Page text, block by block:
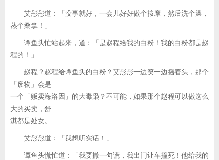
艾彤彤道：「没事就好，一会儿好好做个按摩，然后洗个澡，
蒸个桑拿！」
谭鱼头忙站起来，道：「是赵程给我的白粉！我的白粉都是赵
程的！」
赵程？赵程给谭鱼头的白粉？艾彤彤一边笑一边摇着头，那个
「废物」会是
一个「贩卖海洛因」的大毒枭？不可能，如果那个赵程可以做这么
大的买卖，舒
淇都是处女。
艾彤彤道：「我想听实话！」
谭鱼头慌忙道：「我要撒一句谎，我出门让车撞死！他给我的